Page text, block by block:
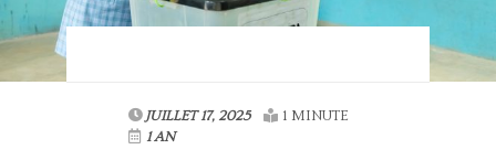
JUILLET 17, 2025
1 MINUTE
1 AN